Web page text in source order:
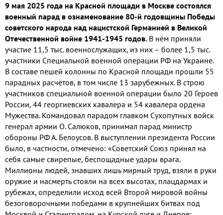
9 мая 2025 года на Красной площади в Москве состоялся
военный парад в ознаменование 80-й годовщины Победы
советского народа над нацистской Германией в Великой
Отечественной войне 1941-1945 годов. В нём приняли
участие 11,5 тыс. военнослужащих, из них – более 1,5 тыс.
участники Специальной военной операции РФ на Украине.
В составе пешей колонны по Красной площади прошли 55
парадных расчётов, в том числе 13 зарубежных. В строю
участников специальной военной операции было 20 Героев
России, 44 георгиевских кавалера и 54 кавалера ордена
Мужества. Командовал парадом главком Сухопутных войск
генерал армии О. Салюков, принимал парад министр
обороны РФ А. Белоусов. В выступлении президента России
было, в частности, отмечено: «Советский Союз принял на
себя самые свирепые, беспощадные удары врага.
Миллионы людей, знавших лишь мирный труд, взяли в руки
оружие и насмерть стояли на всех высотах, плацдармах и
рубежах, определили исход всей Второй мировой войны
безоговорочными победами в крупнейших битвах под